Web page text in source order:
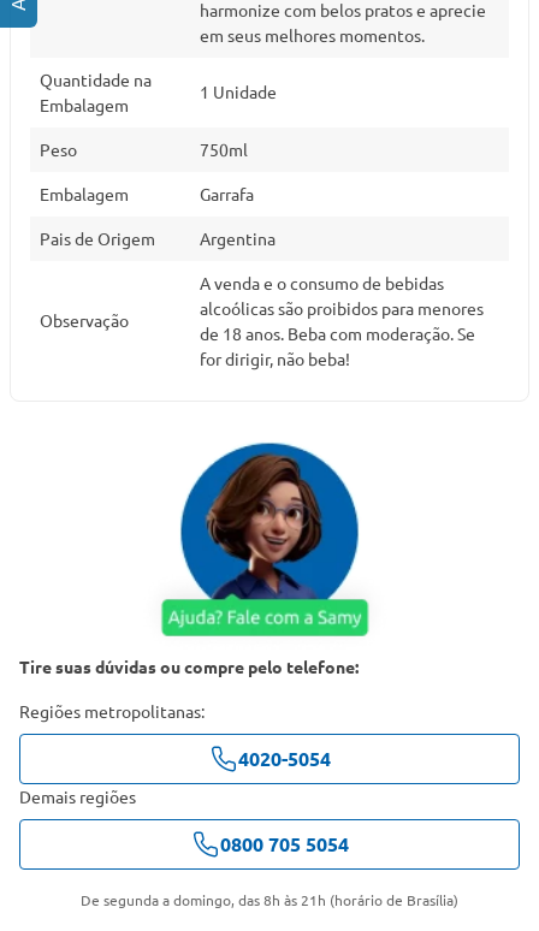
harmonize com belos pratos e aprecie
em seus melhores momentos.
Quantidade na
Embalagem
1 Unidade
Peso 750ml
Embalagem Garrafa
Pais de Origem Argentina
Observação
A venda e o consumo de bebidas
alcoólicas são proibidos para menores
de 18 anos. Beba com moderação. Se
for dirigir, não beba!
Tire suas dúvidas ou compre pelo telefone:
Regiões metropolitanas:
4020-5054
Demais regiões
0800 705 5054
De segunda a domingo, das 8h às 21h (horário de Brasília)